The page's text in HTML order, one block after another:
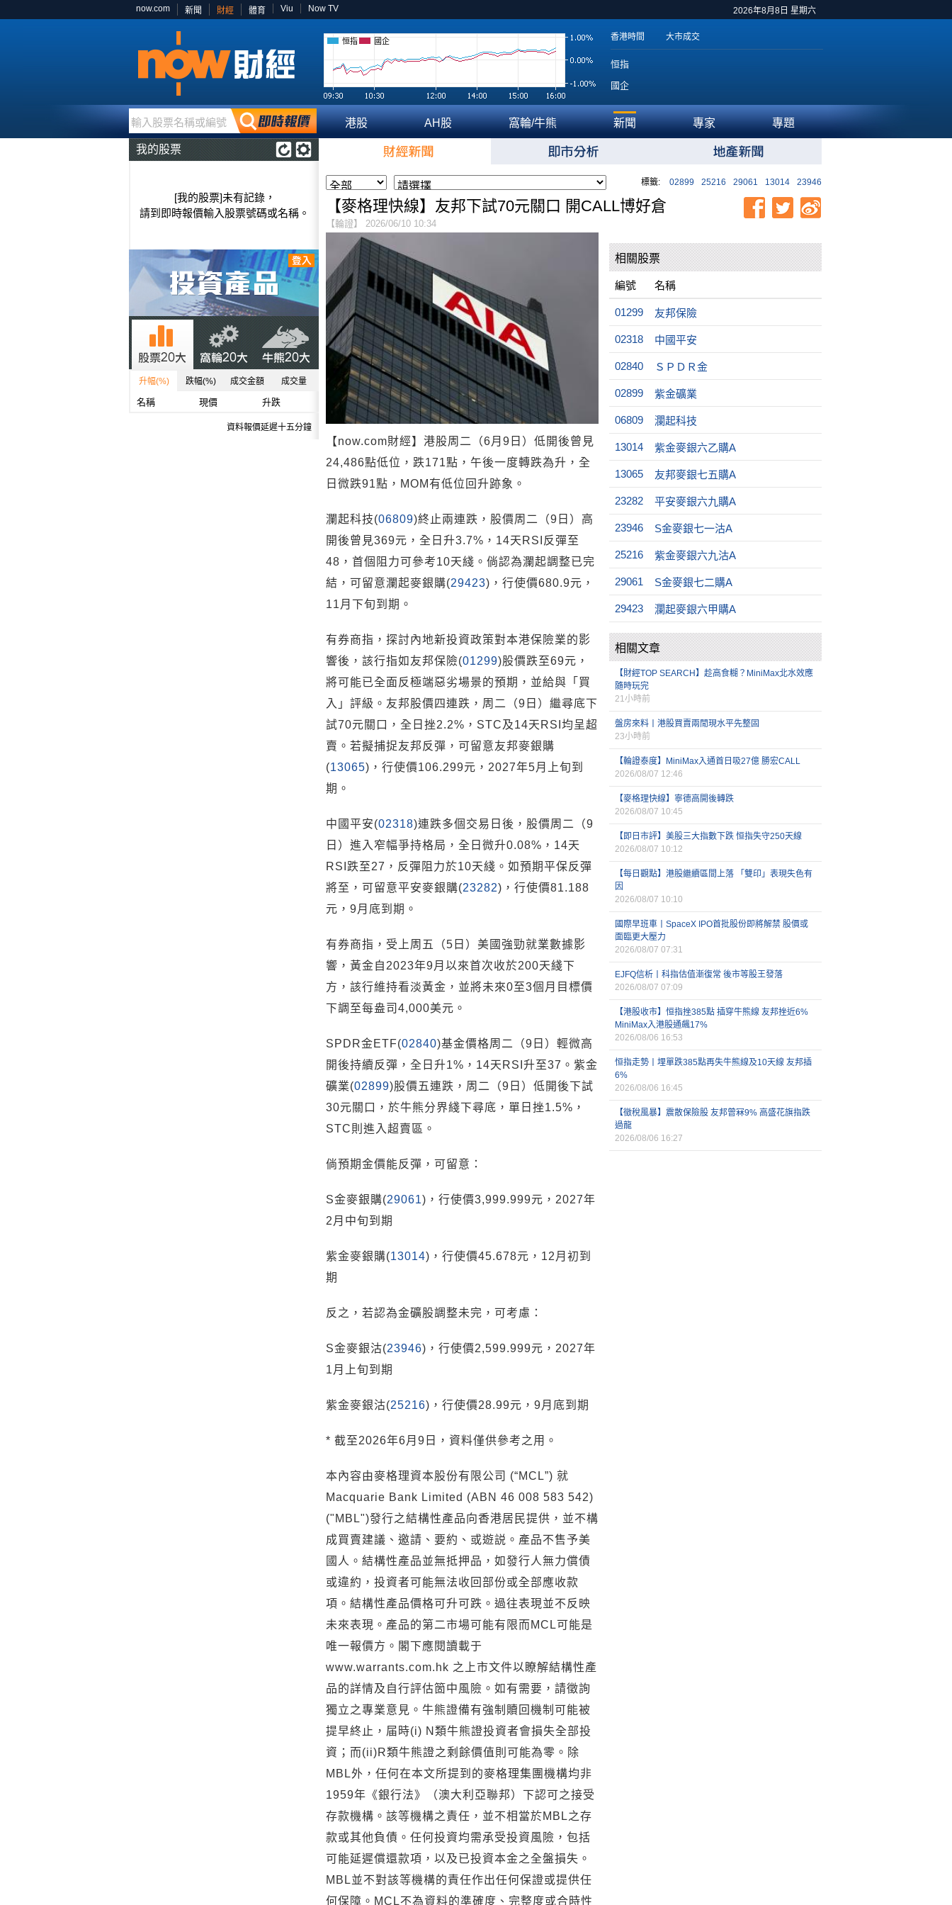
2026年8月8日 星期六
now.com 新聞 財經 體育 Viu Now TV
恒指 國企 香港時間 大市成交
恒指
國企
輸入股票名稱或編號 港股 AH股 窩輪/牛熊 新聞 專家 專題
我的股票
[我的股票]未有記錄，
請到即時報價輸入股票號碼或名稱。
升幅(%) 跌幅(%) 成交金額 成交量
名稱 現價 升跌
資料報價延遲十五分鐘
標籤: 02899 25216 29061 13014 23946
【麥格理快線】友邦下試70元關口 開CALL博好倉
【輪證】 2026/06/10 10:34
【now.com財經】港股周二（6月9日）低開後曾見
24,486點低位，跌171點，午後一度轉跌為升，全
日微跌91點，MOM有低位回升跡象。
瀾起科技(06809)終止兩連跌，股價周二（9日）高
開後曾見369元，全日升3.7%，14天RSI反彈至
48，首個阻力可參考10天綫。倘認為瀾起調整已完
結，可留意瀾起麥銀購(29423)，行使價680.9元，
11月下旬到期。
有券商指，探討內地新投資政策對本港保險業的影
響後，該行指如友邦保險(01299)股價跌至69元，
將可能已全面反極端惡劣場景的預期，並給與「買
入」評級。友邦股價四連跌，周二（9日）繼尋底下
試70元關口，全日挫2.2%，STC及14天RSI均呈超
賣。若擬捕捉友邦反彈，可留意友邦麥銀購
(13065)，行使價106.299元，2027年5月上旬到
期。
中國平安(02318)連跌多個交易日後，股價周二（9
日）進入窄幅爭持格局，全日微升0.08%，14天
RSI跌至27，反彈阻力於10天綫。如預期平保反彈
將至，可留意平安麥銀購(23282)，行使價81.188
元，9月底到期。
有券商指，受上周五（5日）美國強勁就業數據影
響，黃金自2023年9月以來首次收於200天綫下
方，該行維持看淡黃金，並將未來0至3個月目標價
下調至每盎司4,000美元。
SPDR金ETF(02840)基金價格周二（9日）輕微高
開後持續反彈，全日升1%，14天RSI升至37。紫金
礦業(02899)股價五連跌，周二（9日）低開後下試
30元關口，於牛熊分界綫下尋底，單日挫1.5%，
STC則進入超賣區。
倘預期金價能反彈，可留意：
S金麥銀購(29061)，行使價3,999.999元，2027年
2月中旬到期
紫金麥銀購(13014)，行使價45.678元，12月初到
期
反之，若認為金礦股調整未完，可考慮：
S金麥銀沽(23946)，行使價2,599.999元，2027年
1月上旬到期
紫金麥銀沽(25216)，行使價28.99元，9月底到期
* 截至2026年6月9日，資料僅供參考之用。
本內容由麥格理資本股份有限公司 (“MCL”) 就
Macquarie Bank Limited (ABN 46 008 583 542)
("MBL")發行之結構性產品向香港居民提供，並不構
成買賣建議、邀請、要約、或遊説。產品不售予美
國人。結構性產品並無抵押品，如發行人無力償債
或違約，投資者可能無法收回部份或全部應收款
項。結構性產品價格可升可跌。過往表現並不反映
未來表現。產品的第二市場可能有限而MCL可能是
唯一報價方。閣下應閱讀載于
www.warrants.com.hk 之上市文件以瞭解結構性產
品的詳情及自行評估箇中風險。如有需要，請徵詢
獨立之專業意見。牛熊證備有強制贖回機制可能被
提早終止，届時(i) N類牛熊證投資者會損失全部投
資；而(ii)R類牛熊證之剩餘價值則可能為零。除
MBL外，任何在本文所提到的麥格理集團機構均非
1959年《銀行法》（澳大利亞聯邦）下認可之接受
存款機構。該等機構之責任，並不相當於MBL之存
款或其他負債。任何投資均需承受投資風險，包括
可能延遲償還款項，以及已投資本金之全盤損失。
MBL並不對該等機構的責任作出任何保證或提供任
何保障。MCL不為資料的準確度、完整度或合時性
相關股票
編號 名稱
01299 友邦保險
02318 中國平安
02840 ＳＰＤＲ金
02899 紫金礦業
06809 瀾起科技
13014 紫金麥銀六乙購A
13065 友邦麥銀七五購A
23282 平安麥銀六九購A
23946 S金麥銀七一沽A
25216 紫金麥銀六九沽A
29061 S金麥銀七二購A
29423 瀾起麥銀六甲購A
相關文章
【財經TOP SEARCH】趁高食糊？MiniMax北水效應
隨時玩完
21小時前
盤房來料丨港股買賣兩閒現水平先整固
23小時前
【輪證泰度】MiniMax入通首日吸27億 勝宏CALL
2026/08/07 12:46
【麥格理快線】寧德高開後轉跌
2026/08/07 10:45
【即日市評】美股三大指數下跌 恒指失守250天線
2026/08/07 10:12
【每日觀點】港股繼續區間上落 「雙印」表現失色有
因
2026/08/07 10:10
國際早班車丨SpaceX IPO首批股份即將解禁 股價或
面臨更大壓力
2026/08/07 07:31
EJFQ信析丨科指估值漸復常 後市等股王發落
2026/08/07 07:09
【港股收市】恒指挫385點 插穿牛熊線 友邦挫近6%
MiniMax入港股通飆17%
2026/08/06 16:53
恒指走勢丨埋單跌385點再失牛熊線及10天線 友邦插
6%
2026/08/06 16:45
【徵稅風暴】震散保險股 友邦曾冧9% 高盛花旗指跌
過龍
2026/08/06 16:27